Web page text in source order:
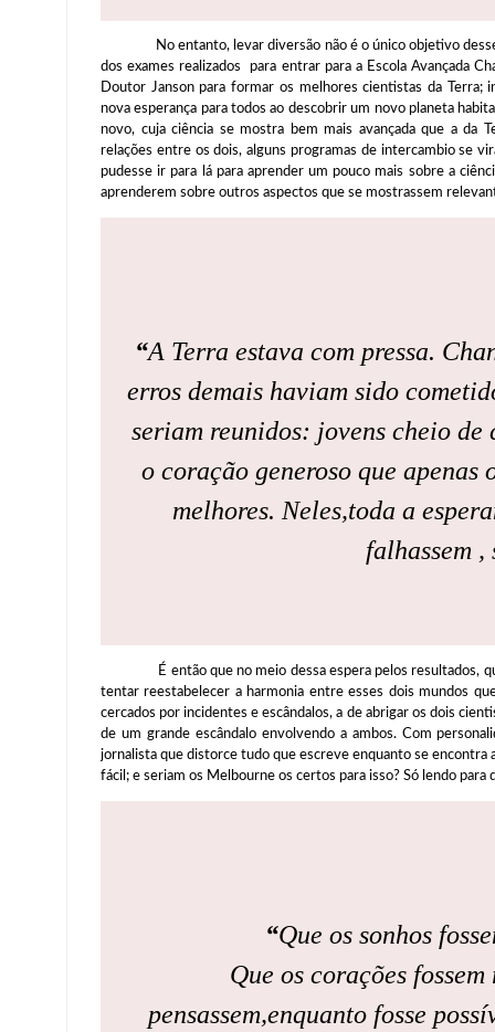
No entanto, levar diversão não é o único objetivo desses
dos exames realizados para entrar para a Escola Avançada
Doutor Janson para formar os melhores cientistas da
nova esperança para todos ao descobrir um novo planeta
novo, cuja ciência se mostra bem mais avançada que a da
relações entre os dois, alguns programas de intercambio se
pudesse ir para lá para aprender um pouco mais sobre a
aprenderem sobre outros aspectos que se mostrassem
“A Terra estava com pressa.
erros demais haviam sido
seriam reunidos: jovens cheio
o coração generoso que apenas
melhores. Neles,toda a
falhassem
É então que no meio dessa espera pelos resultados,
tentar reestabelecer a harmonia entre esses dois mundos
cercados por incidentes e escândalos, a de abrigar os dois
de um grande escândalo envolvendo a ambos. Com
jornalista que distorce tudo que escreve enquanto se
fácil; e seriam os Melbourne os certos para isso? Só lendo para
“Que os sonhos
Que os corações
pensassem,enquanto fosse